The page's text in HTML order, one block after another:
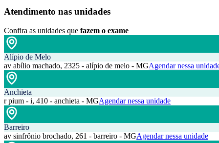
Atendimento nas unidades
Confira as unidades que fazem o exame
Alípio de Melo
av abílio machado, 2325 - alípio de melo - MGAgendar nessa
Anchieta
r pium - i, 410 - anchieta - MGAgendar nessa unidade
Barreiro
av sinfrônio brochado, 261 - barreiro - MGAgendar nessa unidade